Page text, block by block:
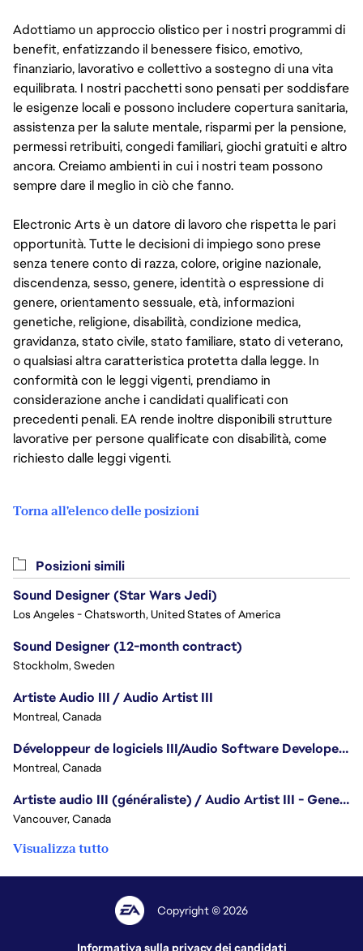
Adottiamo un approccio olistico per i nostri programmi di
benefit, enfatizzando il benessere fisico, emotivo,
finanziario, lavorativo e collettivo a sostegno di una vita
equilibrata. I nostri pacchetti sono pensati per soddisfare
le esigenze locali e possono includere copertura sanitaria,
assistenza per la salute mentale, risparmi per la pensione,
permessi retribuiti, congedi familiari, giochi gratuiti e altro
ancora. Creiamo ambienti in cui i nostri team possono
sempre dare il meglio in ciò che fanno.
Electronic Arts è un datore di lavoro che rispetta le pari
opportunità. Tutte le decisioni di impiego sono prese
senza tenere conto di razza, colore, origine nazionale,
discendenza, sesso, genere, identità o espressione di
genere, orientamento sessuale, età, informazioni
genetiche, religione, disabilità, condizione medica,
gravidanza, stato civile, stato familiare, stato di veterano,
o qualsiasi altra caratteristica protetta dalla legge. In
conformità con le leggi vigenti, prendiamo in
considerazione anche i candidati qualificati con
precedenti penali. EA rende inoltre disponibili strutture
lavorative per persone qualificate con disabilità, come
richiesto dalle leggi vigenti.
Torna all'elenco delle posizioni
Posizioni simili
Sound Designer (Star Wars Jedi)
Los Angeles - Chatsworth, United States of America
Sound Designer (12-month contract)
Stockholm, Sweden
Artiste Audio III / Audio Artist III
Montreal, Canada
Développeur de logiciels III/Audio Software Developer III - Battlefield
Montreal, Canada
Artiste audio III (généraliste) / Audio Artist III - Generalist
Vancouver, Canada
Visualizza tutto
Copyright © 2026
Informativa sulla privacy dei candidati